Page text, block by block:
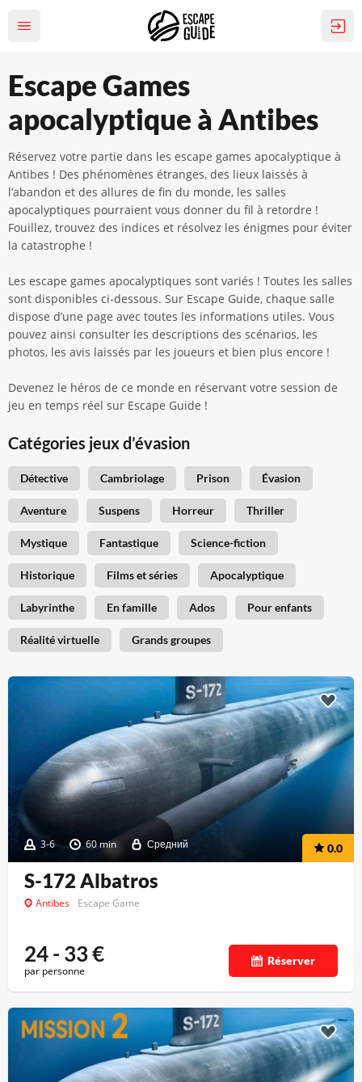
Escape Games
apocalyptique à Antibes
Réservez votre partie dans les escape games apocalyptique à
Antibes ! Des phénomènes étranges, des lieux laissés à
l’abandon et des allures de fin du monde, les salles
apocalyptiques pourraient vous donner du fil à retordre !
Fouillez, trouvez des indices et résolvez les énigmes pour éviter
la catastrophe !
Les escape games apocalyptiques sont variés ! Toutes les salles
sont disponibles ci-dessous. Sur Escape Guide, chaque salle
dispose d’une page avec toutes les informations utiles. Vous
pouvez ainsi consulter les descriptions des scénarios, les
photos, les avis laissés par les joueurs et bien plus encore !
Devenez le héros de ce monde en réservant votre session de
jeu en temps réel sur Escape Guide !
Catégories jeux d’évasion
Détective Cambriolage Prison Évasion
Aventure Suspens Horreur Thriller
Mystique Fantastique Science-fiction
Historique Films et séries Apocalyptique
Labyrinthe En famille Ados Pour enfants
Réalité virtuelle Grands groupes
3-6 60 min Средний 0.0
S-172 Albatros
Antibes Escape Game
24 - 33€
par personne
Réserver